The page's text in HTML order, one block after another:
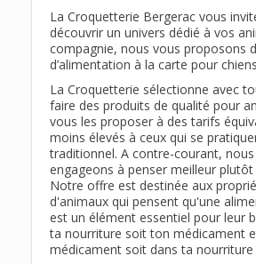
La Croquetterie Bergerac vous
découvrir un univers dédié à vos
compagnie, nous vous proposons
d’alimentation à la carte pour
La Croquetterie sélectionne avec
faire des produits de qualité pour
vous les proposer à des tarifs
moins élevés à ceux qui se
traditionnel. A contre-courant,
engageons à penser meilleur
Notre offre est destinée aux
d'animaux qui pensent qu'une
est un élément essentiel pour leur
ta nourriture soit ton médicament
médicament soit dans ta nourriture